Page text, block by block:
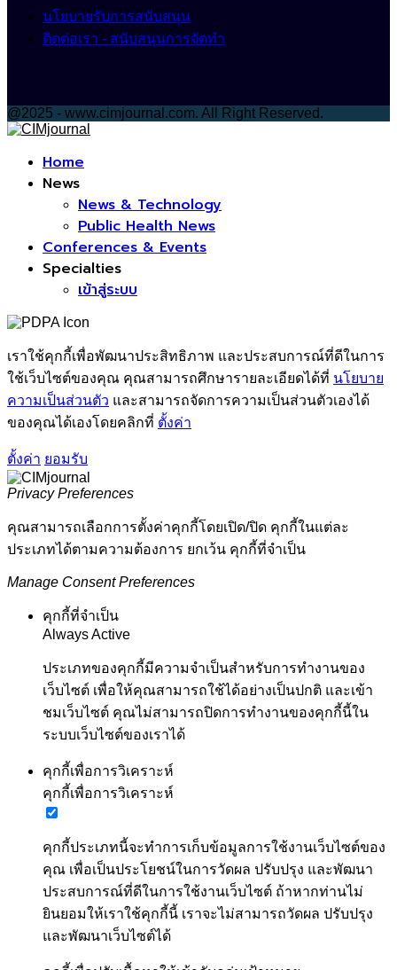
นโยบายรับการสนับสนุน
ติดต่อเรา - สนับสนุนการจัดทำ
@2025 - www.cimjournal.com. All Right Reserved.
Home
News
News & Technology
Public Health News
Conferences & Events
Specialties
เข้าสู่ระบบ
เราใช้คุกกี้เพื่อพัฒนาประสิทธิภาพ และประสบการณ์ที่ดีในการ
ใช้เว็บไซต์ของคุณ คุณสามารถศึกษารายละเอียดได้ที่ นโยบาย
ความเป็นส่วนตัว และสามารถจัดการความเป็นส่วนตัวเองได้
ของคุณได้เองโดยคลิกที่ ตั้งค่า
ตั้งค่า ยอมรับ
Privacy Preferences
คุณสามารถเลือกการตั้งค่าคุกกี้โดยเปิด/ปิด คุกกี้ในแต่ละ
ประเภทได้ตามความต้องการ ยกเว้น คุกกี้ที่จำเป็น
Manage Consent Preferences
คุกกี้ที่จำเป็น
Always Active
ประเภทของคุกกี้มีความจำเป็นสำหรับการทำงานของ
เว็บไซต์ เพื่อให้คุณสามารถใช้ได้อย่างเป็นปกติ และเข้า
ชมเว็บไซต์ คุณไม่สามารถปิดการทำงานของคุกกี้นี้ใน
ระบบเว็บไซต์ของเราได้
คุกกี้เพื่อการวิเคราะห์
คุกกี้เพื่อการวิเคราะห์
คุกกี้ประเภทนี้จะทำการเก็บข้อมูลการใช้งานเว็บไซต์ของ
คุณ เพื่อเป็นประโยชน์ในการวัดผล ปรับปรุง และพัฒนา
ประสบการณ์ที่ดีในการใช้งานเว็บไซต์ ถ้าหากท่านไม่
ยินยอมให้เราใช้คุกกี้นี้ เราจะไม่สามารถวัดผล ปรับปรุง
และพัฒนาเว็บไซต์ได้